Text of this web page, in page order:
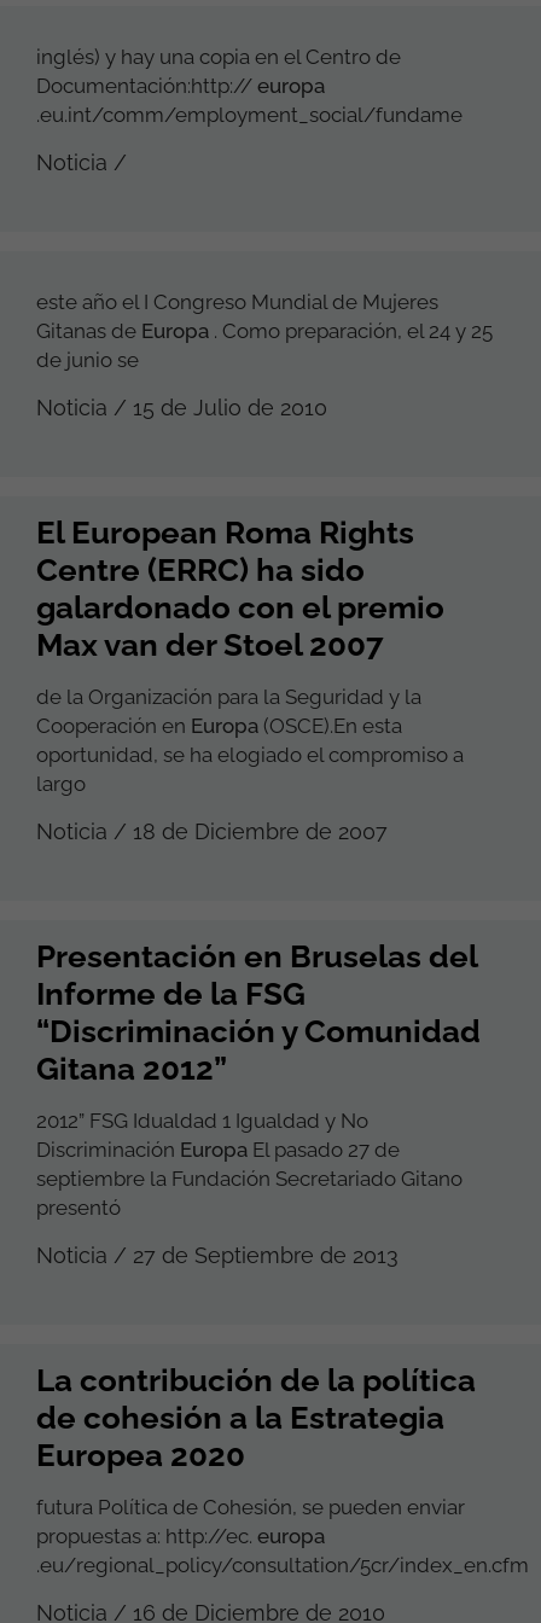
inglés) y hay una copia en el Centro de
Documentación:http:// europa
.eu.int/comm/employment_social/fundame
Noticia /
este año el I Congreso Mundial de Mujeres
Gitanas de Europa . Como preparación, el 24 y 25
de junio se
Noticia / 15 de Julio de 2010
El European Roma Rights
Centre (ERRC) ha sido
galardonado con el premio
Max van der Stoel 2007
de la Organización para la Seguridad y la
Cooperación en Europa (OSCE).En esta
oportunidad, se ha elogiado el compromiso a
largo
Noticia / 18 de Diciembre de 2007
Presentación en Bruselas del
Informe de la FSG
“Discriminación y Comunidad
Gitana 2012”
2012” FSG Idualdad 1 Igualdad y No
Discriminación Europa El pasado 27 de
septiembre la Fundación Secretariado Gitano
presentó
Noticia / 27 de Septiembre de 2013
La contribución de la política
de cohesión a la Estrategia
Europea 2020
futura Política de Cohesión, se pueden enviar
propuestas a: http://ec. europa
.eu/regional_policy/consultation/5cr/index_en.cfm
Noticia / 16 de Diciembre de 2010